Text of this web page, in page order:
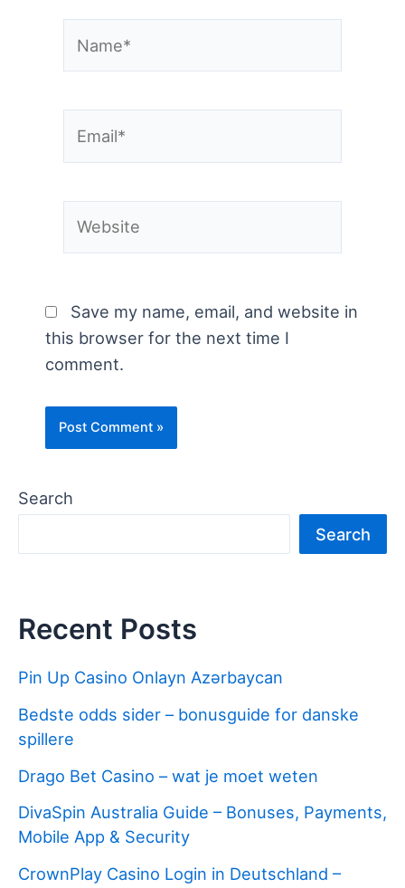
Save my name, email, and website in
this browser for the next time I
comment.
Search
Search
Recent Posts
Pin Up Casino Onlayn Azərbaycan
Bedste odds sider – bonusguide for danske
spillere
Drago Bet Casino – wat je moet weten
DivaSpin Australia Guide – Bonuses, Payments,
Mobile App & Security
CrownPlay Casino Login in Deutschland –